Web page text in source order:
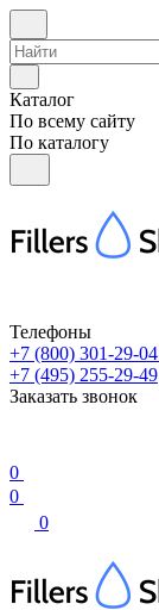
Каталог
По всему сайту
По каталогу
Телефоны
+7 (800) 301-29-04
+7 (495) 255-29-49
Заказать звонок
0
0
0